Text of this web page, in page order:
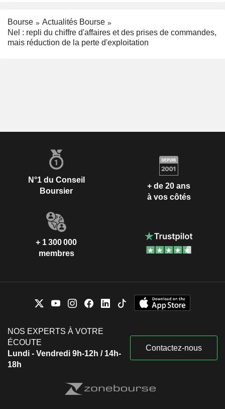
Bourse
Actualités Bourse
Nel : repli du chiffre d'affaires et des prises de commandes,
mais réduction de la perte d'exploitation
N°1 du Conseil
Boursier
+ de 20 ans
à vos côtés
+ 1 300 000
membres
NOS EXPERTS À VOTRE
ÉCOUTE
Lundi - Vendredi 9h-12h / 14h-
18h
Contactez-nous